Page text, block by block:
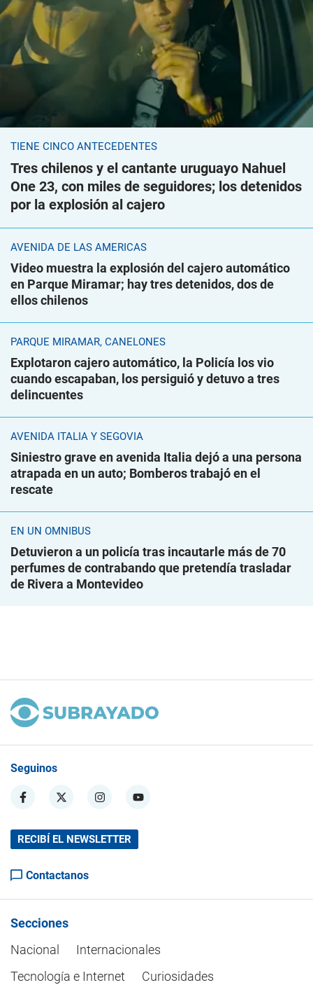
TIENE CINCO ANTECEDENTES
Tres chilenos y el cantante uruguayo Nahuel
One 23, con miles de seguidores; los detenidos
por la explosión al cajero
AVENIDA DE LAS AMÉRICAS
Video muestra la explosión del cajero automático
en Parque Miramar; hay tres detenidos, dos de
ellos chilenos
PARQUE MIRAMAR, CANELONES
Explotaron cajero automático, la Policía los vio
cuando escapaban, los persiguió y detuvo a tres
delincuentes
AVENIDA ITALIA Y SEGOVIA
Siniestro grave en avenida Italia dejó a una persona
atrapada en un auto; Bomberos trabajó en el
rescate
EN UN ÓMNIBUS
Detuvieron a un policía tras incautarle más de 70
perfumes de contrabando que pretendía trasladar
de Rivera a Montevideo
Seguinos
RECIBÍ EL NEWSLETTER
Contactanos
Secciones
Nacional
Internacionales
Tecnología e Internet
Curiosidades